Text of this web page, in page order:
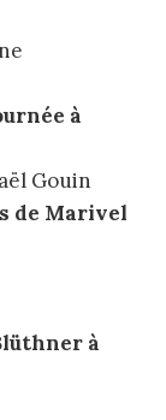
à
Gouin
de Marivel
à